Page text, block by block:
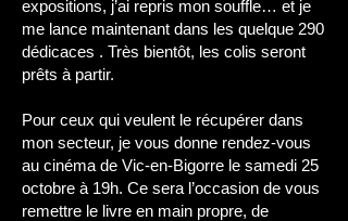
expositions, j’ai repris mon souffle… et je
me lance maintenant dans les quelque 290
dédicaces . Très bientôt, les colis seront
prêts à partir.
Pour ceux qui veulent le récupérer dans
mon secteur, je vous donne rendez-vous
au cinéma de Vic-en-Bigorre le samedi 25
octobre à 19h. Ce sera l’occasion de vous
remettre le livre en main propre, de